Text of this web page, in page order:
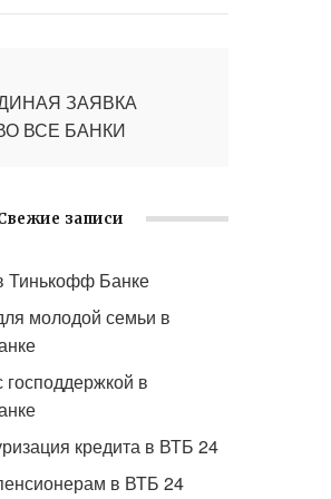
ЗАЯВКА
ВСЕ БАНКИ
записи
Тинькофф Банке
молодой семьи в
господдержкой в
кредита в ВТБ 24
в ВТБ 24